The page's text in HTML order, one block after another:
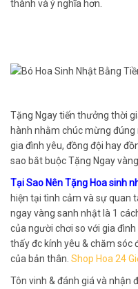
thành và ý nghĩa hơn.
Tặng Ngay tiến thưởng thời
hành nhằm chúc mừng
gia đình yêu, đồng đội hay
sao bắt buộc Tặng Ngay
Tại Sao Nên Tặng Hoa sinh
hiện tại tình cảm và sự quan
ngay vàng sanh nhật là 1
của người chơi so với gia
thấy đc kính yêu & chăm sóc
của bản thân. Shop Hoa 24
Tôn vinh & đánh giá và nhận